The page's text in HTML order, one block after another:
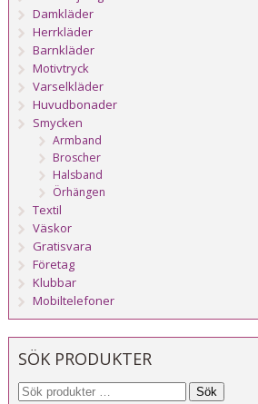
Damkläder
Herrkläder
Barnkläder
Motivtryck
Varselkläder
Huvudbonader
Smycken
Armband
Broscher
Halsband
Örhängen
Textil
Väskor
Gratisvara
Företag
Klubbar
Mobiltelefoner
SÖK PRODUKTER
Sök